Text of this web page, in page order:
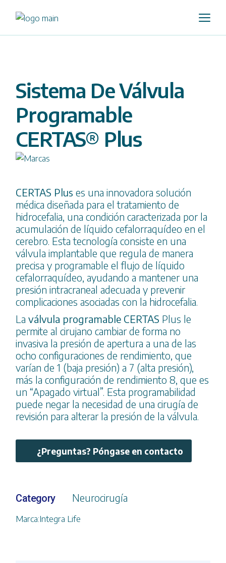
Sistema De Válvula
Programable
CERTAS® Plus
CERTAS Plus es una innovadora solución
médica diseñada para el tratamiento de
hidrocefalia, una condición caracterizada por la
acumulación de líquido cefalorraquídeo en el
cerebro. Esta tecnología consiste en una
válvula implantable que regula de manera
precisa y programable el flujo de líquido
cefalorraquídeo, ayudando a mantener una
presión intracraneal adecuada y prevenir
complicaciones asociadas con la hidrocefalia.
Laválvula programable CERTAS Plus le
permite al cirujano cambiar de forma no
invasiva la presión de apertura a una de las
ocho configuraciones de rendimiento, que
varían de 1 (baja presión) a 7 (alta presión),
más la configuración de rendimiento 8, que es
un “Apagado virtual”. Esta programabilidad
puede negar la necesidad de una cirugía de
revisión para alterar la presión de la válvula.
¿Preguntas? Póngase en contacto
Category Neurocirugía
Marca:Integra Life